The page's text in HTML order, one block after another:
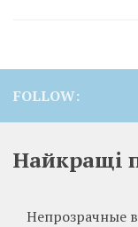
FOLLOW:
Найкращі
Непрозрачные